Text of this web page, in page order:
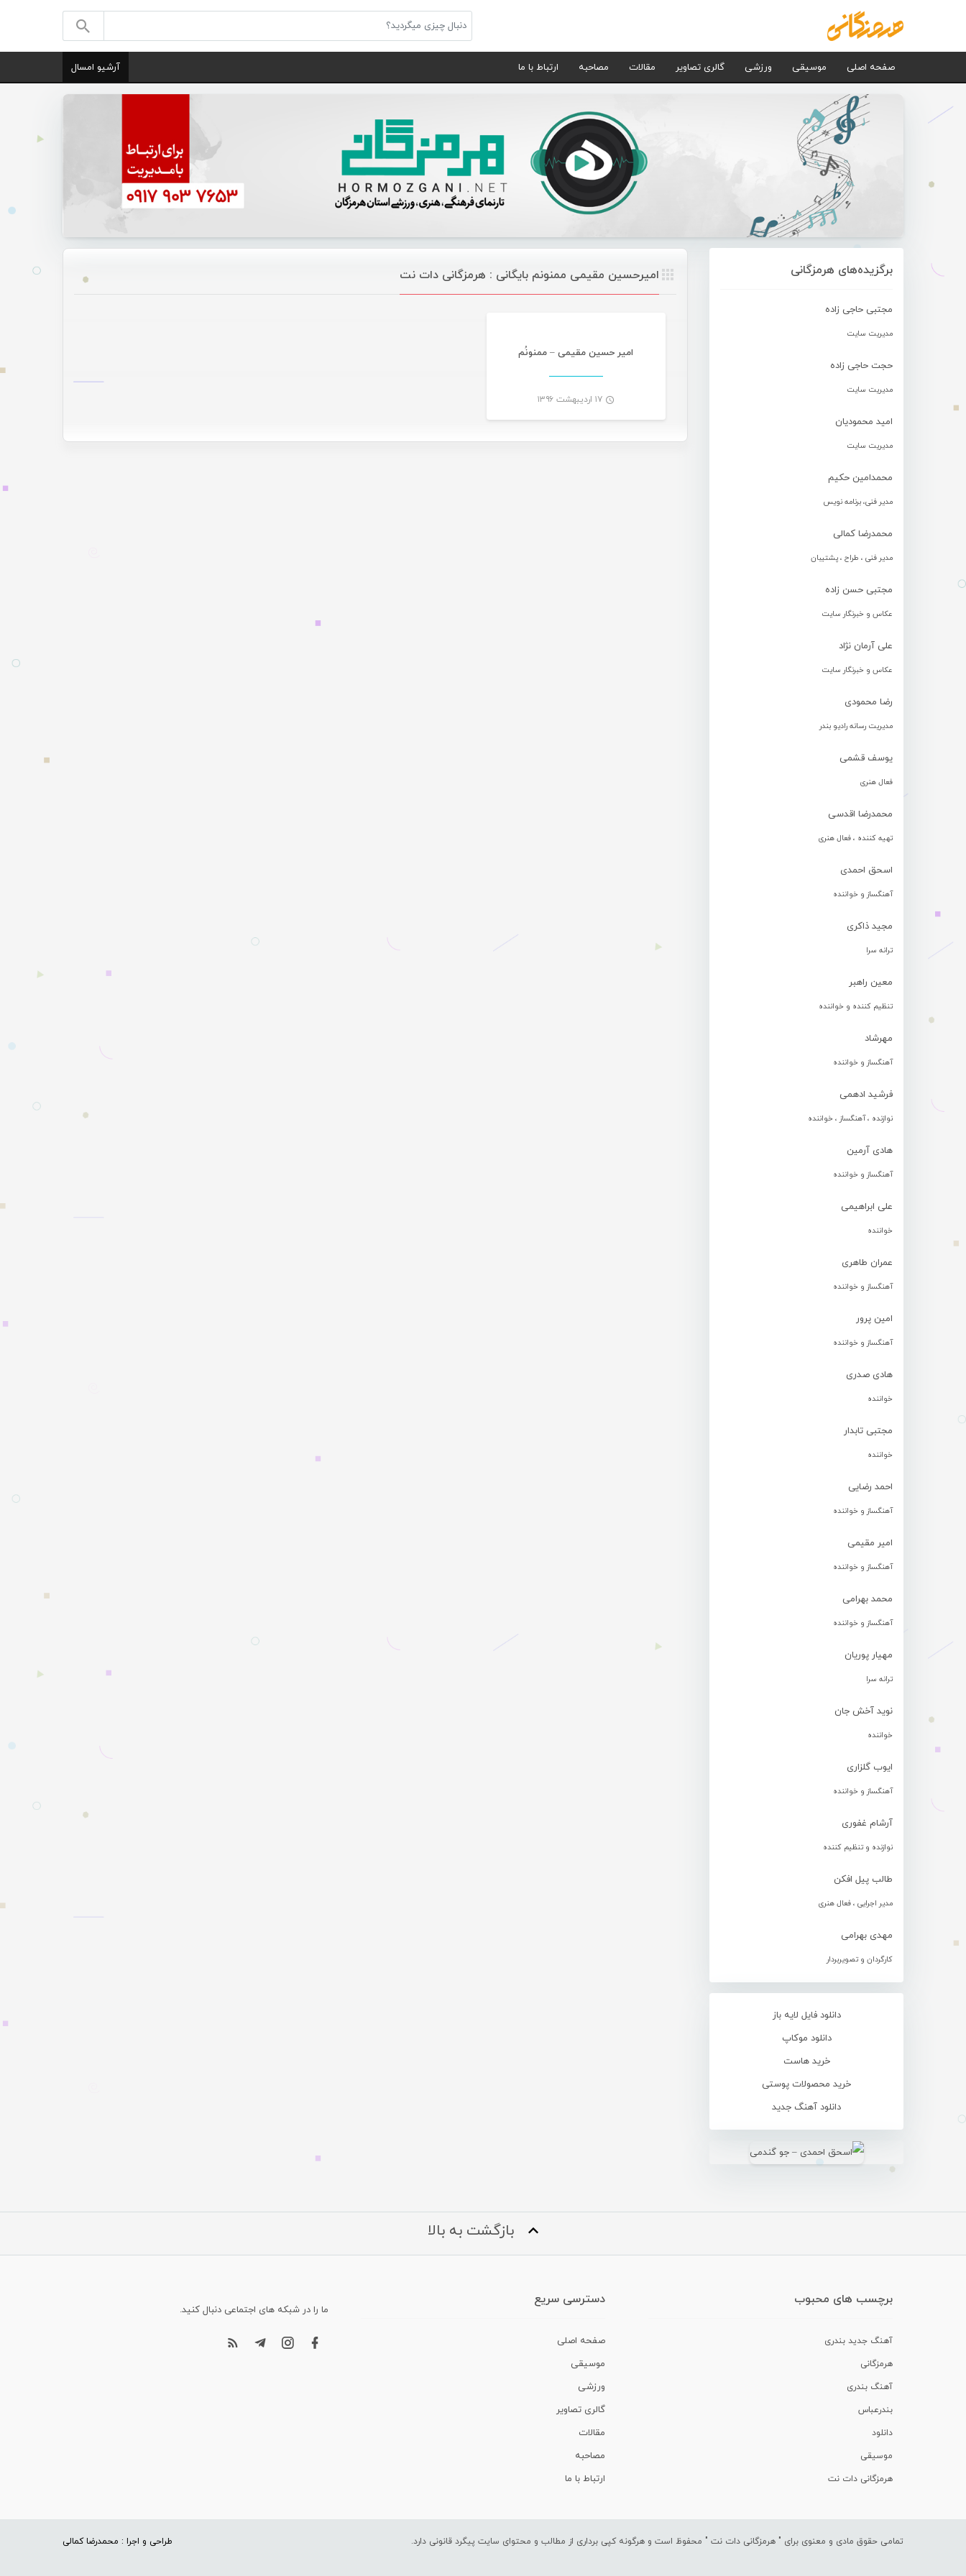
صفحه اصلی موسیقی ورزشی گالری تصاویر مقالات مصاحبه ارتباط با ما آرشیو امسال
برگزیده‌های هرمزگانی
مجتبی حاجی زاده
مدیریت سایت
حجت حاجی زاده
مدیریت سایت
امید محمودیان
مدیریت سایت
محمدامین حکیم
مدیر فنی، برنامه نویس
محمدرضا کمالی
مدیر فنی ، طراح ، پشتیبان
مجتبی حسن زاده
عکاس و خبرنگار سایت
علی آرمان نژاد
عکاس و خبرنگار سایت
رضا محمودی
مدیریت رسانه رادیو بندر
یوسف قشمی
فعال هنری
محمدرضا اقدسی
تهیه کننده ، فعال هنری
اسحق احمدی
آهنگساز و خواننده
مجید ذاکری
ترانه سرا
معین راهبر
تنظیم کننده و خواننده
مهرشاد
آهنگساز و خواننده
فرشید ادهمی
نوازنده ، آهنگساز ، خواننده
هادی آرمین
آهنگساز و خواننده
علی ابراهیمی
خواننده
عمران طاهری
آهنگساز و خواننده
امین پرور
آهنگساز و خواننده
هادی صدری
خواننده
مجتبی تابدار
خواننده
احمد رضایی
آهنگساز و خواننده
امیر مقیمی
آهنگساز و خواننده
محمد بهرامی
آهنگساز و خواننده
مهیار پوریان
ترانه سرا
نوید آخش جان
خواننده
ایوب گلزاری
آهنگساز و خواننده
آرشام غفوری
نوازنده و تنظیم کننده
طالب پیل افکن
مدیر اجرایی ، فعال هنری
مهدی بهرامی
کارگردان و تصویربردار
دانلود فایل لایه باز
دانلود موکاپ
خرید هاست
خرید محصولات پوستی
دانلود آهنگ جدید
امیرحسین مقیمی ممنونم بایگانی : هرمزگانی دات نت
امیر حسین مقیمی – ممنونُم
۱۷ اردیبهشت ۱۳۹۶
بازگشت به بالا
برچسب های محبوب
آهنگ جدید بندری
هرمزگانی
آهنگ بندری
بندرعباس
دانلود
موسیقی
هرمزگانی دات نت
دسترسی سریع
صفحه اصلی
موسیقی
ورزشی
گالری تصاویر
مقالات
مصاحبه
ارتباط با ما
ما را در شبکه های اجتماعی دنبال کنید.
تمامی حقوق مادی و معنوی برای " هرمزگانی دات نت " محفوظ است و هرگونه کپی برداری از مطالب و محتوای سایت پیگرد قانونی دارد. طراحی و اجرا : محمدرضا کمالی